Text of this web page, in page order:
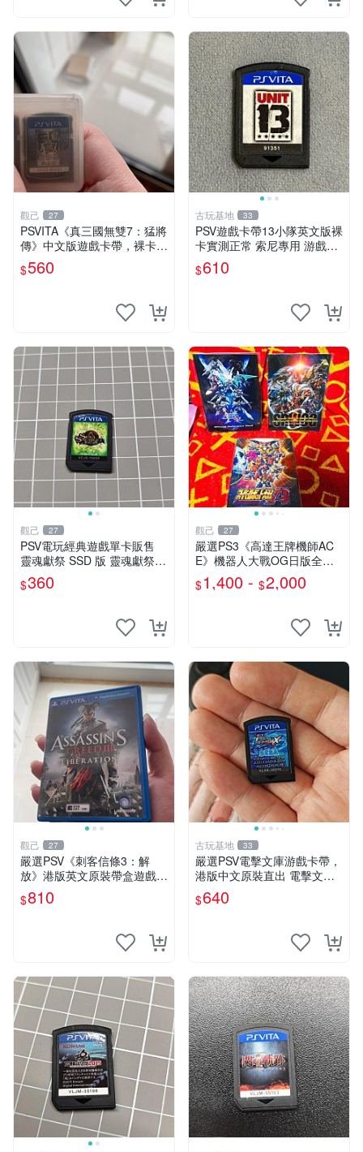
觀己 27
PSVITA《真三國無雙7：猛將
傳》中文版遊戲卡帶，裸卡未
包裝，成色佳，功能良好，專
機兼容，即發，嚴選，適合收
$560
古玩基地 33
PSV遊戲卡帶13小隊英文版裸
卡實測正常 索尼專用 游戲硬
體原廠卡帶 13小隊 psv 卡帶
嚴選
$610
觀己 27
PSV電玩經典遊戲單卡販售
靈魂獻祭 SSD 版 靈魂獻祭 P
SV 卡帶 二手原裝日本版本裸
卡 適合 PSV 主機的靈魂獻祭
$360
觀己 27
嚴選PS3《高達王牌機師AC
E》機器人大戰OG日版全新
未開封，附小冊子實拍圖 機
器人大戰 ACE OG 上左 上右
$1,400 - $2,000
觀己 27
嚴選PSV《刺客信條3：解
放》港版英文原裝帶盒遊戲，
幾乎全新無損，卡帶包裝保存
極佳，適合收藏。動作冒險
貨。 刺客信條3 解放
$810
古玩基地 33
嚴選PSV電擊文庫游戲卡帶，
港版中文原裝直出 電擊文庫
PSV 游戲 港版
$640